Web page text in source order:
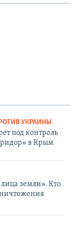
УКРАИНЫ
под контроль
в Крым
земли». Кто